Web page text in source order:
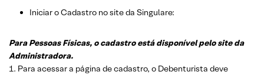
Iniciar o Cadastro no site da Singulare:
Para Pessoas Físicas, o cadastro está disponível pelo site da
Administradora.
1. Para acessar a página de cadastro, o Debenturista deve